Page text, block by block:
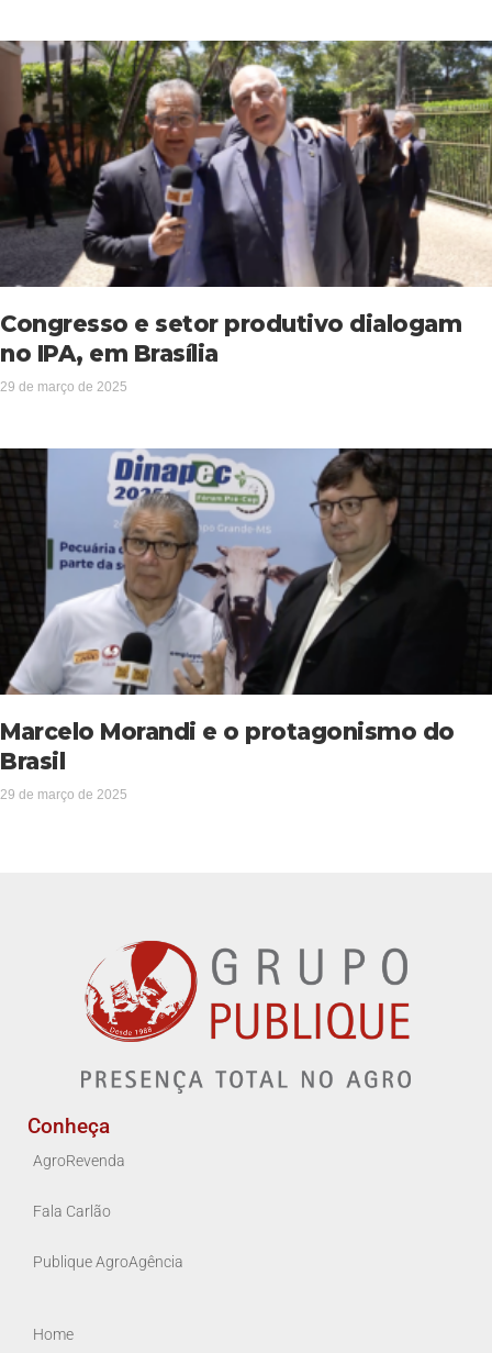
Congresso e setor produtivo dialogam
no IPA, em Brasília
29 de março de 2025
Marcelo Morandi e o protagonismo do
Brasil
29 de março de 2025
Conheça
AgroRevenda
Fala Carlão
Publique AgroAgência
Home